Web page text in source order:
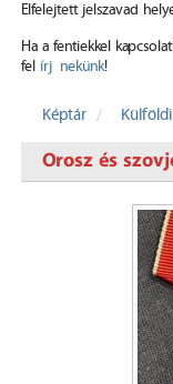
Elfelejtett jelszavad
Ha a fentiekkel
fel írj nekünk!
Képtár
Orosz és